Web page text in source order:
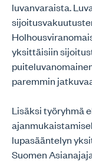
luvanvaraista.
yksittäisiin
paremmin
Lisäksi työryhmä
lupasääntelyn
Suomen